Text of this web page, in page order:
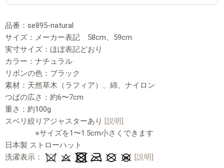
品番：se895-natural
サイズ：メーカー表記 58cm、59cm
実寸サイズ：ほぼ表記どおり
カラー：ナチュラル
リボンの色：ブラック
素材：天然草木（ラフィア）、綿、ナイロン
つばの広さ：約6〜7cm
重さ：約100g
スベリ絞りアジャスターあり [説明]
※サイズを1〜1.5cm小さくできます
日本製 ストローハット
洗濯表示：
[説明]